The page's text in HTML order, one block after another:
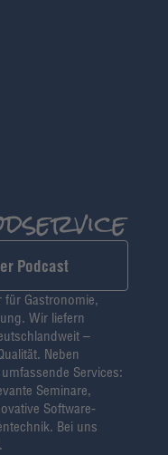
Podcast
für Gastronomie,
Wir liefern
–
Neben
Services:
Seminare,
Software-
Bei uns